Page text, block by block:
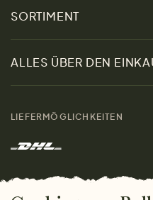
Über uns
Nachhaltigkeit
Kontakt
Marken
Das freundliche Magazin
SORTIMENT
Sale
Damen
Herren
Geschenke
ALLES ÜBER DEN
LIEFERMÖGLICHKEITEN